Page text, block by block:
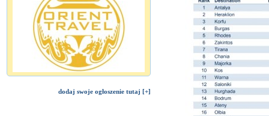
dodaj swoje ogłoszenie tutaj [+]